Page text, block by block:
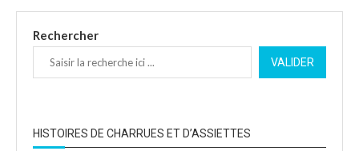
Rechercher
VALIDER
HISTOIRES DE CHARRUES ET D’ASSIETTES